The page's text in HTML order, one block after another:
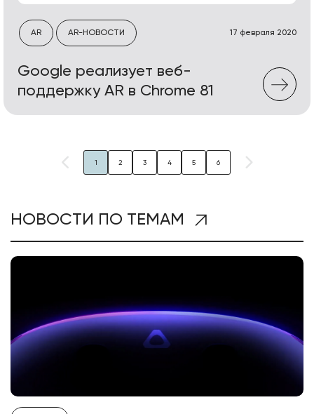
AR AR-НОВОСТИ 17 февраля 2020
Google реализует веб-
поддержку AR в Chrome 81
1 2 3 4 5 6
НОВОСТИ ПО ТЕМАМ